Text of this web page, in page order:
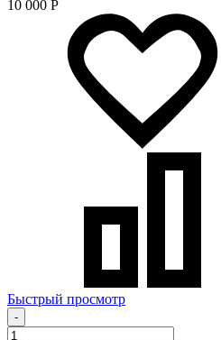
10 000 Р
Быстрый просмотр
-